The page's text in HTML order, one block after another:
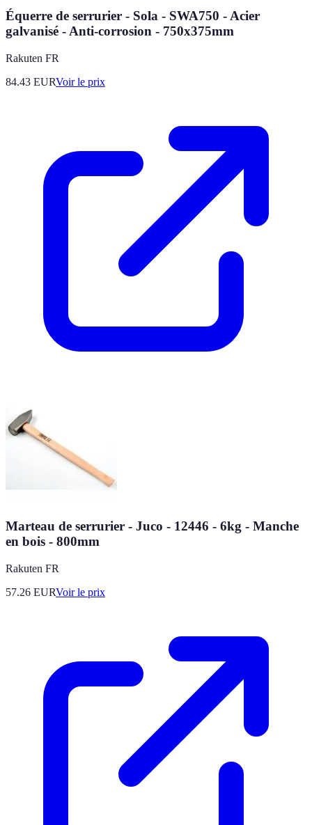
Équerre de serrurier - Sola - SWA750 - Acier
galvanisé - Anti-corrosion - 750x375mm
Rakuten FR
84.43 EURVoir le prix
Marteau de serrurier - Juco - 12446 - 6kg - Manche
en bois - 800mm
Rakuten FR
57.26 EURVoir le prix